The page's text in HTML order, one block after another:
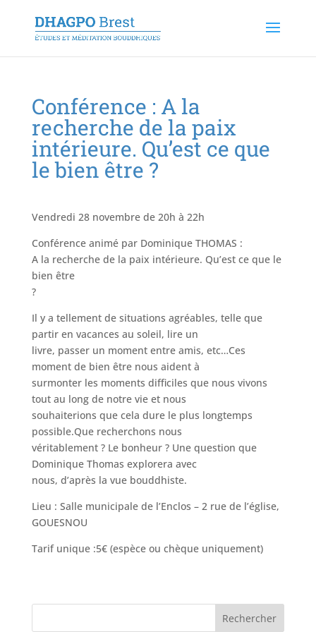
Conférence : A la
recherche de la paix
intérieure. Qu’est ce que
le bien être ?
Vendredi 28 novembre de 20h à 22h
Conférence animé par Dominique THOMAS :
A la recherche de la paix intérieure. Qu’est ce que le
bien être
?
Il y a tellement de situations agréables, telle que
partir en vacances au soleil, lire un
livre, passer un moment entre amis, etc…Ces
moment de bien être nous aident à
surmonter les moments difficiles que nous vivons
tout au long de notre vie et nous
souhaiterions que cela dure le plus longtemps
possible.Que recherchons nous
véritablement ? Le bonheur ? Une question que
Dominique Thomas explorera avec
nous, d’après la vue bouddhiste.
Lieu : Salle municipale de l’Enclos – 2 rue de l’église,
GOUESNOU
Tarif unique :5€ (espèce ou chèque uniquement)